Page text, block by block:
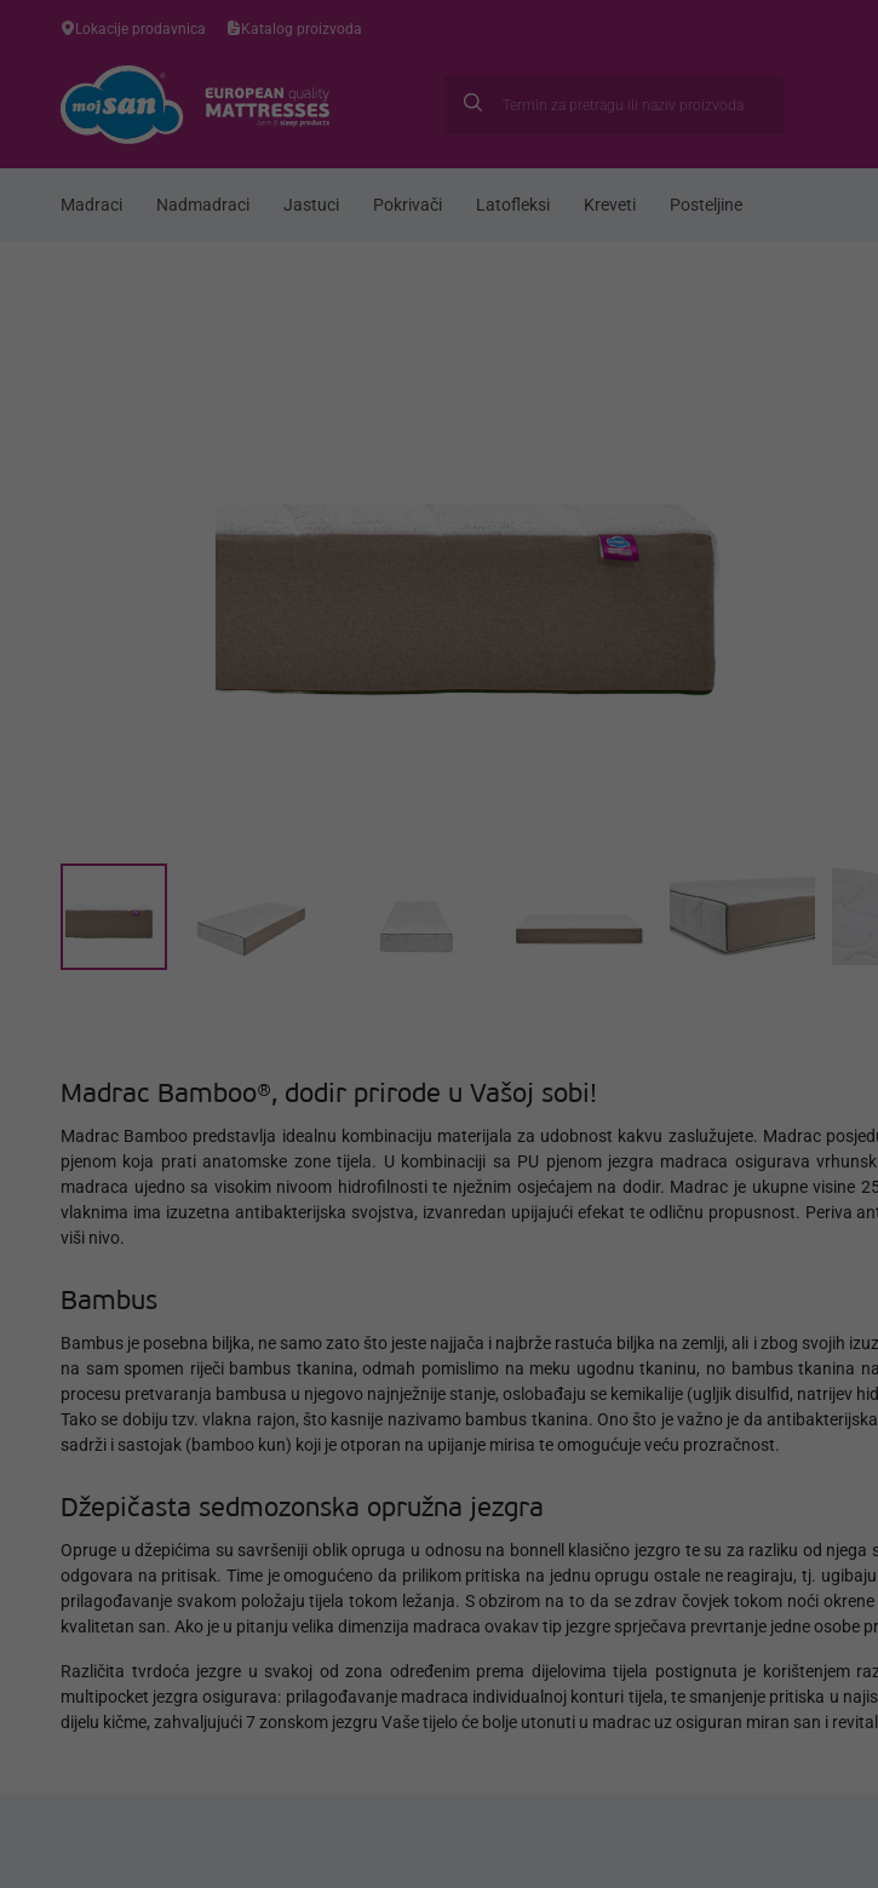
Lokacije prodavnica Katalog proizvoda
Madraci Nadmadraci Jastuci Pokrivači Latofleksi Kreveti Posteljine
Madrac Bamboo®, dodir prirode u Vašoj sobi!
Madrac Bamboo predstavlja idealnu kombinaciju materijala za udobnost kakvu zaslužujete. Madrac
pjenom koja prati anatomske zone tijela. U kombinaciji sa PU pjenom jezgra madraca osigurava
madraca ujedno sa visokim nivoom hidrofilnosti te nježnim osjećajem na dodir. Madrac je ukupne
vlaknima ima izuzetna antibakterijska svojstva, izvanredan upijajući efekat te odličnu propusnost. Periva
viši nivo.
Bambus
Bambus je posebna biljka, ne samo zato što jeste najjača i najbrže rastuća biljka na zemlji, ali i zbog svojih
na sam spomen riječi bambus tkanina, odmah pomislimo na meku ugodnu tkaninu, no bambus tkanina
procesu pretvaranja bambusa u njegovo najnježnije stanje, oslobađaju se kemikalije (ugljik disulfid, natrijev
Tako se dobiju tzv. vlakna rajon, što kasnije nazivamo bambus tkanina. Ono što je važno je da
sadrži i sastojak (bamboo kun) koji je otporan na upijanje mirisa te omogućuje veću prozračnost.
Džepičasta sedmozonska opružna jezgra
Opruge u džepićima su savršeniji oblik opruga u odnosu na bonnell klasično jezgro te su za razliku od
odgovara na pritisak. Time je omogućeno da prilikom pritiska na jednu oprugu ostale ne reagiraju, tj.
prilagođavanje svakom položaju tijela tokom ležanja. S obzirom na to da se zdrav čovjek tokom noći
kvalitetan san. Ako je u pitanju velika dimenzija madraca ovakav tip jezgre sprječava prevrtanje jedne
Različita tvrdoća jezgre u svakoj od zona određenim prema dijelovima tijela postignuta je korištenjem
multipocket jezgra osigurava: prilagođavanje madraca individualnoj konturi tijela, te smanjenje pritiska u
dijelu kičme, zahvaljujući 7 zonskom jezgru Vaše tijelo će bolje utonuti u madrac uz osiguran miran san i